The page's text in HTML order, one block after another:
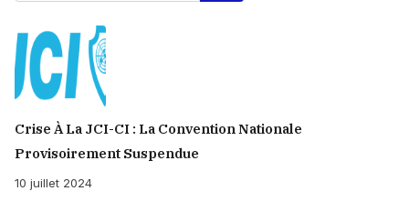
Crise À La JCI-CI : La Convention Nationale
Provisoirement Suspendue
10 juillet 2024